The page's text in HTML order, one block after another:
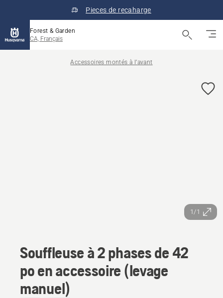
Pieces de recaharge
Forest & Garden
CA, Français
Accessoires montés à l’avant
1/1
Souffleuse à 2 phases de 42
po en accessoire (levage
manuel)